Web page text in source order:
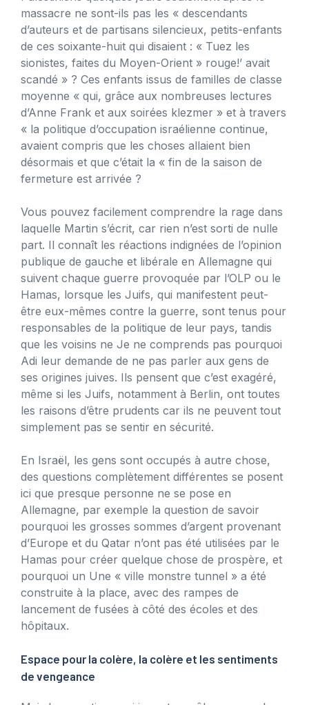
massacre ne sont-ils pas les « descendants
d’auteurs et de partisans silencieux, petits-enfants
de ces soixante-huit qui disaient : « Tuez les
sionistes, faites du Moyen-Orient » rouge!’ avait
scandé » ? Ces enfants issus de familles de classe
moyenne « qui, grâce aux nombreuses lectures
d’Anne Frank et aux soirées klezmer » et à travers
« la politique d’occupation israélienne continue,
avaient compris que les choses allaient bien
désormais et que c’était la « fin de la saison de
fermeture est arrivée ?
Vous pouvez facilement comprendre la rage dans
laquelle Martin s’écrit, car rien n’est sorti de nulle
part. Il connaît les réactions indignées de l’opinion
publique de gauche et libérale en Allemagne qui
suivent chaque guerre provoquée par l’OLP ou le
Hamas, lorsque les Juifs, qui manifestent peut-
être eux-mêmes contre la guerre, sont tenus pour
responsables de la politique de leur pays, tandis
que les voisins ne Je ne comprends pas pourquoi
Adi leur demande de ne pas parler aux gens de
ses origines juives. Ils pensent que c’est exagéré,
même si les Juifs, notamment à Berlin, ont toutes
les raisons d’être prudents car ils ne peuvent tout
simplement pas se sentir en sécurité.
En Israël, les gens sont occupés à autre chose,
des questions complètement différentes se posent
ici que presque personne ne se pose en
Allemagne, par exemple la question de savoir
pourquoi les grosses sommes d’argent provenant
d’Europe et du Qatar n’ont pas été utilisées par le
Hamas pour créer quelque chose de prospère, et
pourquoi un Une « ville monstre tunnel » a été
construite à la place, avec des rampes de
lancement de fusées à côté des écoles et des
hôpitaux.
Espace pour la colère, la colère et les sentiments
de vengeance